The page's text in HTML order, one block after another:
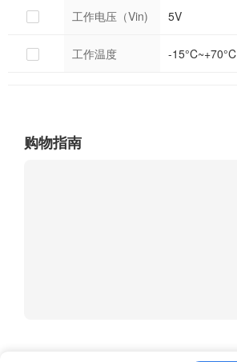
工作电压（Vin) 5V
工作温度 -15°C~+70°C
购物指南